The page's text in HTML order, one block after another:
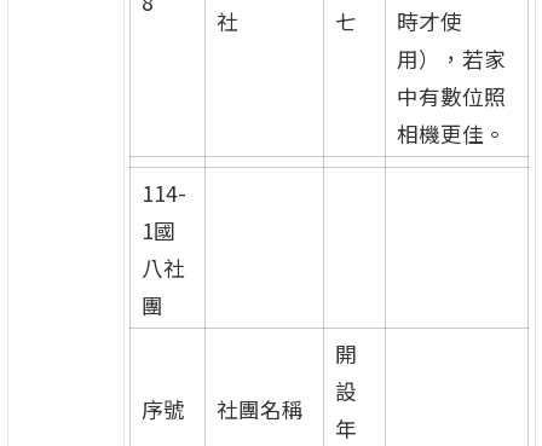
社 七
時才使
用），若家
中有數位照
相機更佳。
114-
1國
八社
團
序號 社團名稱
開
設
年